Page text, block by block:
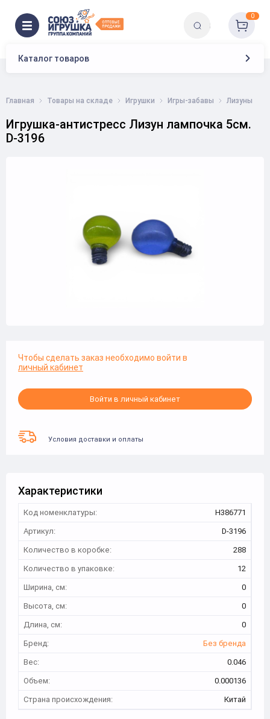
Каталог товаров
0
Главная Товары на складе Игрушки Игры-забавы Лизуны
Игрушка-антистресс Лизун лампочка 5см.
D-3196
Чтобы сделать заказ необходимо войти в
личный кабинет
Войти в личный кабинет
Условия доставки и оплаты
Характеристики
Код номенклатуры:
Н386771
Артикул:
D-3196
Количество в коробке:
288
Количество в упаковке:
12
Ширина, см:
0
Высота, см:
0
Длина, см:
0
Бренд:
Без бренда
Вес:
0.046
Объем:
0.000136
Страна происхождения:
Китай